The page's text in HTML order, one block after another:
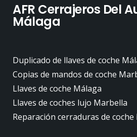
AFR Cerrajeros Del
Málaga
Duplicado de llaves de coche
Copias de mandos de coche
Llaves de coche Málaga
Llaves de coches lujo Marbella
Reparación cerraduras de coche